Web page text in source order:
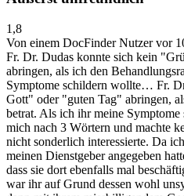
1,8
Von einem DocFinder Nutzervor
Fr. Dr. Dudas konnte sich kein
abringen, als ich den
Symptome schildern wollte… Fr.
Gott" oder "guten Tag" abringen,
betrat. Als ich ihr meine
mich nach 3 Wörtern und machte
nicht sonderlich interessierte. Da
meinen Dienstgeber angegeben
dass sie dort ebenfalls mal
war ihr auf Grund dessen wohl